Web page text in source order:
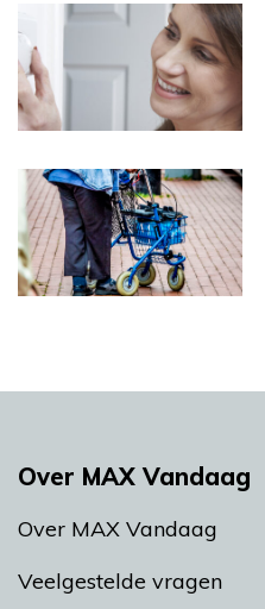
Over MAX Vandaag
Over MAX Vandaag
Veelgestelde vragen